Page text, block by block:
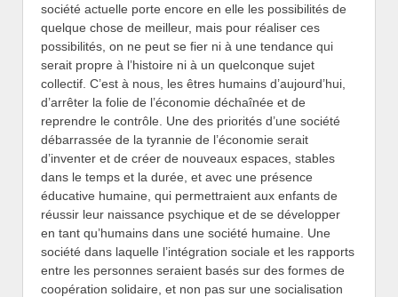
société actuelle porte encore en elle les possibilités de
quelque chose de meilleur, mais pour réaliser ces
possibilités, on ne peut se fier ni à une tendance qui
serait propre à l’histoire ni à un quelconque sujet
collectif. C’est à nous, les êtres humains d’aujourd’hui,
d’arrêter la folie de l’économie déchaînée et de
reprendre le contrôle. Une des priorités d’une société
débarrassée de la tyrannie de l’économie serait
d’inventer et de créer de nouveaux espaces, stables
dans le temps et la durée, et avec une présence
éducative humaine, qui permettraient aux enfants de
réussir leur naissance psychique et de se développer
en tant qu’humains dans une société humaine. Une
société dans laquelle l’intégration sociale et les rapports
entre les personnes seraient basés sur des formes de
coopération solidaire, et non pas sur une socialisation